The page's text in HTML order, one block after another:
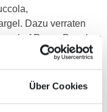
Über Cookies
Dazu verraten
Roger Paeplow
Stangengemüse.